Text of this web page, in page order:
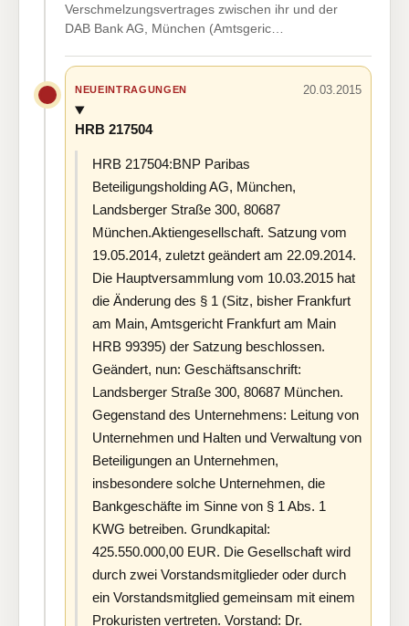
Verschmelzungsvertrages zwischen ihr und der
DAB Bank AG, München (Amtsgeric…
NEUEINTRAGUNGEN 20.03.2015
HRB 217504
HRB 217504:BNP Paribas
Beteiligungsholding AG, München,
Landsberger Straße 300, 80687
München.Aktiengesellschaft. Satzung vom
19.05.2014, zuletzt geändert am 22.09.2014.
Die Hauptversammlung vom 10.03.2015 hat
die Änderung des § 1 (Sitz, bisher Frankfurt
am Main, Amtsgericht Frankfurt am Main
HRB 99395) der Satzung beschlossen.
Geändert, nun: Geschäftsanschrift:
Landsberger Straße 300, 80687 München.
Gegenstand des Unternehmens: Leitung von
Unternehmen und Halten und Verwaltung von
Beteiligungen an Unternehmen,
insbesondere solche Unternehmen, die
Bankgeschäfte im Sinne von § 1 Abs. 1
KWG betreiben. Grundkapital:
425.550.000,00 EUR. Die Gesellschaft wird
durch zwei Vorstandsmitglieder oder durch
ein Vorstandsmitglied gemeinsam mit einem
Prokuristen vertreten. Vorstand: Dr.